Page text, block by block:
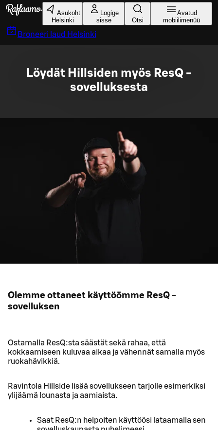
Liigu peamise sisu juurde
Asukoht
Helsinki
Logige
sisse
Otsi
Avatud
mobiilimenüü
Broneeri laud Helsinki
Löydät Hillsiden myös ResQ -
sovelluksesta
Olemme ottaneet käyttöömme ResQ -
sovelluksen
Ostamalla ResQ:sta säästät sekä rahaa, että
kokkaamiseen kuluvaa aikaa ja vähennät samalla myös
ruokahävikkiä.
Ravintola Hillside lisää sovellukseen tarjolle esimerkiksi
ylijäämä lounasta ja aamiaista.
Saat ResQ:n helpoiten käyttöösi lataamalla sen